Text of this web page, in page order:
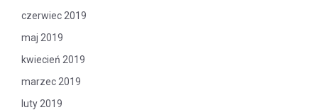
czerwiec 2019
maj 2019
kwiecień 2019
marzec 2019
luty 2019